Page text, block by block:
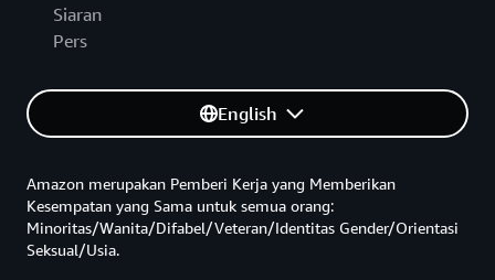
Siaran
Pers
English
Amazon merupakan Pemberi Kerja yang Memberikan
Kesempatan yang Sama untuk semua orang:
Minoritas/Wanita/Difabel/Veteran/Identitas Gender/Orientasi
Seksual/Usia.